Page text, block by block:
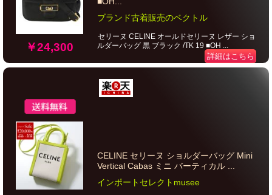
￥24,300
ブランド古着販売のベクトル
セリーヌ CELINE オールドセリーヌ レザー ショ
ルダーバッグ 黒 ブラック /TK 19 ■OH ...
詳細はこちら
CELINE セリーヌ ショルダーバッグ Mini
Vertical Cabas ミニ バーティカル ...
インポートセレクトmusee